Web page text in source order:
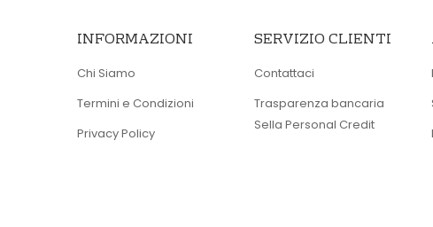
INFORMAZIONI
Chi Siamo
Termini e Condizioni
Privacy Policy
SERVIZIO CLIENTI
Contattaci
Trasparenza bancaria
Sella Personal Credit